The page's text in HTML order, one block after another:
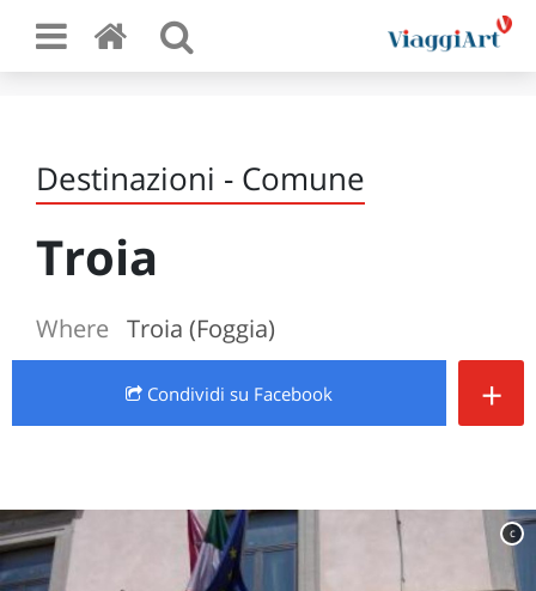
Destinazioni - Comune
Troia
Where Troia (Foggia)
Condividi su Facebook +
c